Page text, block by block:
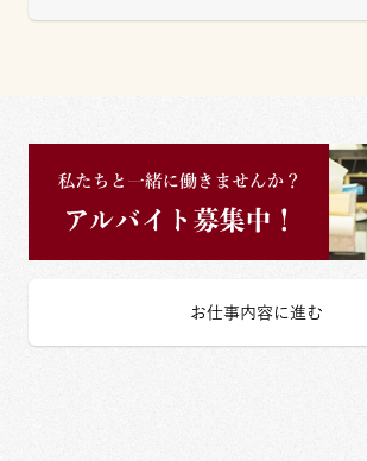
お仕事内容に進む